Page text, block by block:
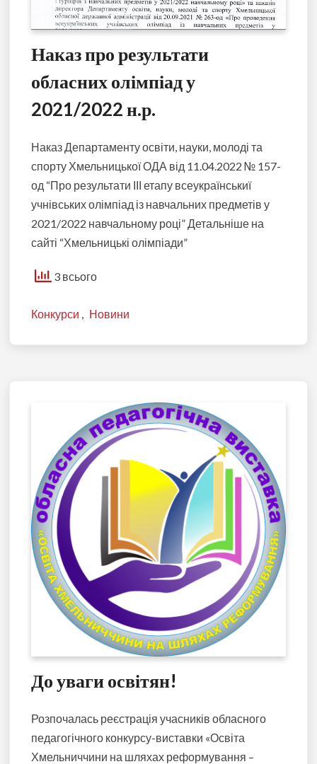
Наказ про результати
обласних олімпіад у
2021/2022 н.р.
Наказ Департаменту освіти, науки, молоді та
спорту Хмельницької ОДА від 11.04.2022 № 157-
од “Про результати ІІІ етапу всеукраїнськиї
учнівських олімпіад із навчальних предметів у
2021/2022 навчальному році” Детальніше на
сайті “Хмельницькі олімпіади”
3 всього
Конкурси Новини
До уваги освітян!
Розпочалась реєстрація учасників обласного
педагогічного конкурсу-виставки «Освіта
Хмельниччини на шляхах реформування –